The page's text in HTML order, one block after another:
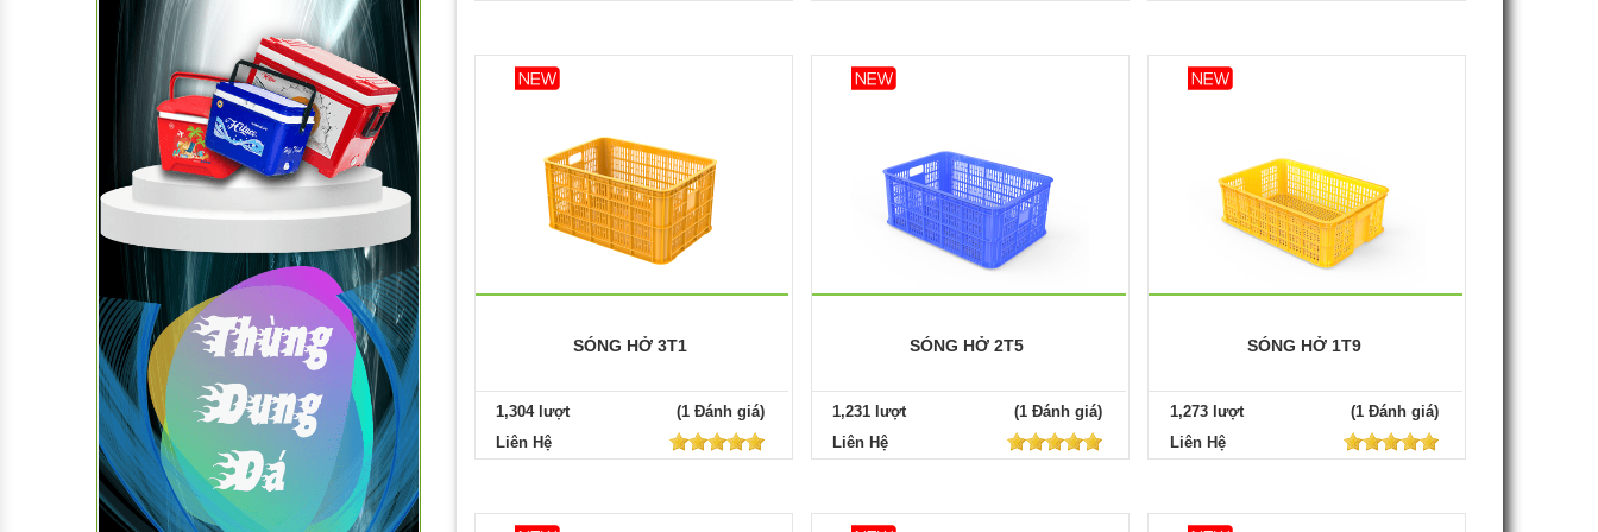
SÓNG HỞ 3T1
1,304 lượt
(1 Đánh giá)
Liên Hệ
SÓNG HỞ 2T5
1,231 lượt
(1 Đánh giá)
Liên Hệ
SÓNG HỞ 1T9
1,273 lượt
(1 Đánh giá)
Liên Hệ